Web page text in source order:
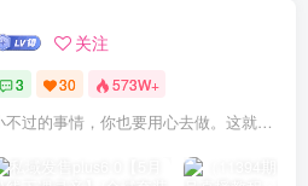
关注
3 30 573W+
即便是再微小不过的事情，你也要用心去做。这就是成功的秘密